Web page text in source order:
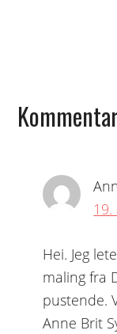
Reader
Hei. Jeg
maling fra
pustende.
Anne Brit